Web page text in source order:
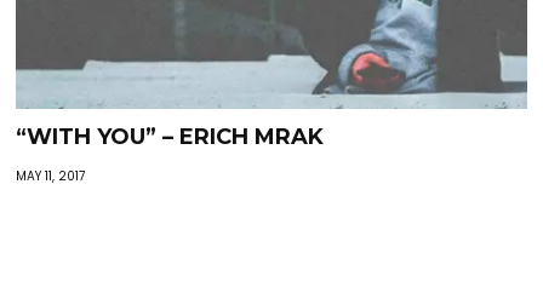
“WITH YOU” – ERICH MRAK
MAY 11, 2017